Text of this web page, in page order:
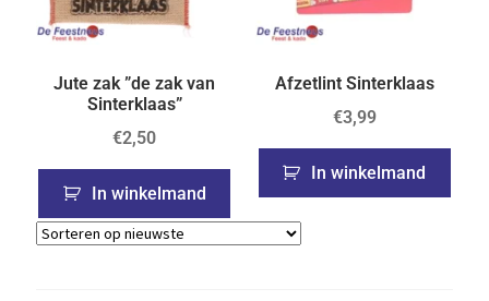
Jute zak ”de zak van
Sinterklaas”
€2,50
In winkelmand
Afzetlint Sinterklaas
€3,99
In winkelmand